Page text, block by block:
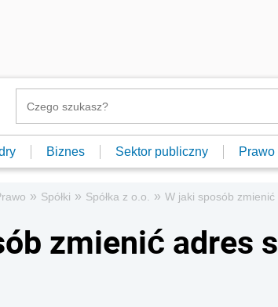
Biznes Sektor publiczny Prawo
» Spółki » Spółka z o.o. » W jaki sposób zmienić
zmienić adres